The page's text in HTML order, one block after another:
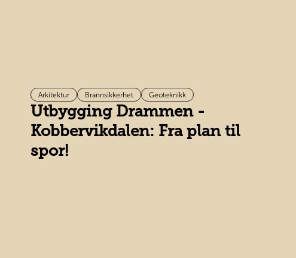
Arkitektur Brannsikkerhet Geoteknikk
Utbygging Drammen -
Kobbervikdalen: Fra plan til
spor!